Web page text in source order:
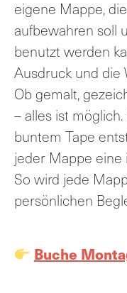
eigene Mappe,
aufbewahren soll
benutzt werden
Ausdruck und die
Ob gemalt,
– alles ist
buntem Tape
jeder Mappe
So wird jede
persönlichen
Buche